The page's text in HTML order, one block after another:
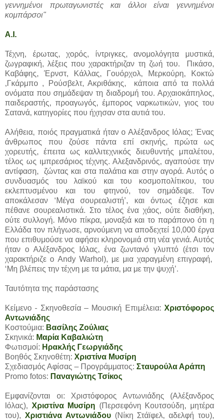
γεννημένοι πρωταγωνιστές και άλλοι είναι γεννημένοι
κομπάρσοι"
A.I.
Τέχνη, έρωτας, χορός, ίντριγκες, ανομολόγητα μυστικά,
ζωγραφική, λέξεις που χαρακτήριζαν τη ζωή του. Πικάσο,
Καβάφης, Έρνστ, Κάλλας, Γουόρχολ, Μερκούρη, Κοκτώ
,Γκάρμπο , Ρούσβελτ, Ακριθάκης, κάποια από τα πολλά
ονόματα που σημάδεψαν τη διαδρομή του. Αρχαιοκάπηλος,
παιδεραστής, προαγωγός, έμπορος ναρκωτικών, γιος του
Σατανά, κατηγορίες που ήχησαν στα αυτιά του.
Αλήθεια, ποιός πραγματικά ήταν ο Αλέξανδρος Ιόλας; Ένας
άνθρωπος που ζούσε πάντα επί σκηνής, πρώτα ως
χορευτής, έπειτα ως καλλιτεχνικός διευθυντής μπαλέτου,
τέλος ως ιμπρεσάριος τέχνης. Αλεξανδρινός, αγαπούσε την
αντίφαση, ζώντας και στα παλάτια και στην αγορά. Αυτός ο
συνδυασμός του λαϊκού και του κοσμοπολίτικου, του
εκλεπτυσμένου και του φτηνού, τον σημάδεψε. Τον
αποκάλεσαν ‘Μέγα σουρεαλιστή’, και όντως έζησε και
πέθανε σουρεαλιστικά. Στο τέλος ένα χάος, ούτε διαθήκη,
ούτε συλλογή. Μόνο πίκρα, μοναξιά και το παράπονο ότι η
Ελλάδα τον πλήγωσε, αρνούμενη να αποδεχτεί 10,000 έργα
που επιθυμούσε να αφήσει κληρονομιά στη νέα γενιά. Αυτός
ήταν ο Αλέξανδρος Ιόλας, ένα ζωντανό γλυπτό (έτσι τον
χαρακτήριζε ο Andy Warhol), με μια χαραγμένη επιγραφή,
‘Μη βλέπεις την τέχνη με τα μάτια, μα με την ψυχή’.
Ταυτότητα της παράστασης
Κείμενο - Σκηνοθεσία – Μουσική Επιμέλεια: Χριστόφορος
Αντωνιάδης
Κοστούμια: Βασίλης Ζούλιας
Σκηνικά: Μαρία Καβαλιώτη
Φωτισμοί: Ηρακλής Γεωργιάδης
Βοηθός Σκηνοθέτη: Χριστίνα Μυσίρη
Σχεδιασμός Αφίσας – Προγράμματος: Σταυρούλα Αράπη
Promo fotos: Παναγιώτης Τσίκος
Εμφανίζονται οι: Χριστόφορος Αντωνιάδης (Αλέξανδρος
Ιόλας), Χριστίνα Μυσίρη (Περσεφόνη Κουτσούδη, μητέρα
του), Χριστιάνα Αντωνιάδου(Νίκη Στάϊφελ, αδελφή του),